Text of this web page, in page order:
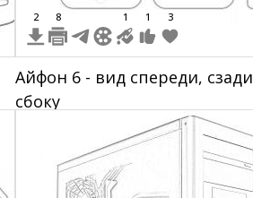
2 8 1 1 3
Айфон 6 - вид спереди,
сбоку